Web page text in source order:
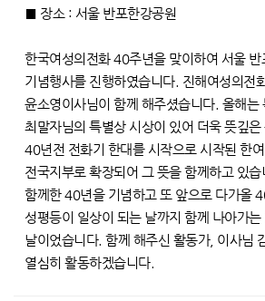
■ 장소 : 서울 반포한강공원
한국여성의전화 40주년을 맞이하여 서울 반
기념행사를 진행하였습니다. 진해여성의전
윤소영이사님이 함께 해주셨습니다. 올해는
최말자님의 특별상 시상이 있어 더욱 뜻깊
40년전 전화기 한대를 시작으로 시작된 한
전국지부로 확장되어 그 뜻을 함께하고 있습
함께한 40년을 기념하고 또 앞으로 다가올
성평등이 일상이 되는 날까지 함께 나아가는
날이었습니다. 함께 해주신 활동가, 이사님
열심히 활동하겠습니다.